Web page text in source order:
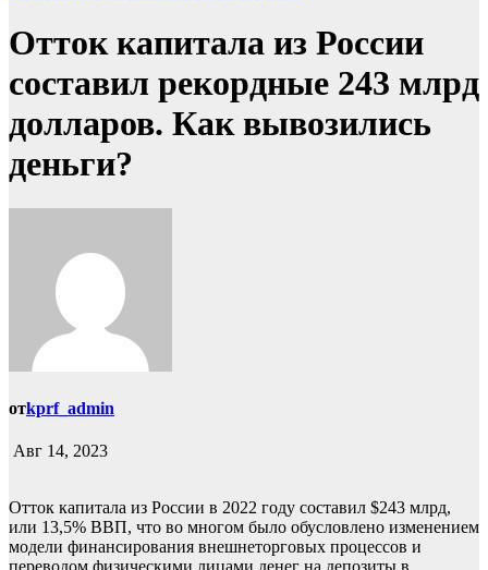
Отток капитала из России
составил рекордные 243 млрд
долларов. Как вывозились
деньги?
отkprf_admin
Авг 14, 2023
Отток капитала из России в 2022 году составил $243 млрд,
или 13,5% ВВП, что во многом было обусловлено изменением
модели финансирования внешнеторговых процессов и